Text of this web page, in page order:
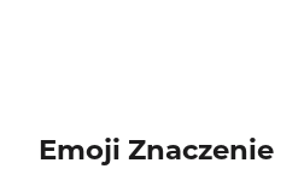
Emoji Znaczenie